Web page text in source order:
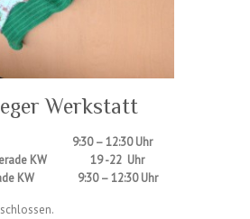
Werkstatt
9:30 – 12:30 Uhr
gerade KW 19 -22 Uhr
KW 9:30 – 12:30 Uhr